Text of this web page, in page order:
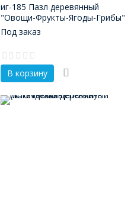
иг-185 Пазл деревянный
"Овощи-Фрукты-Ягоды-Грибы"
(логические цепочки)
Под заказ
В корзину